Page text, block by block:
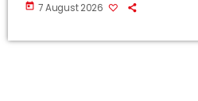
today 7 August 2026